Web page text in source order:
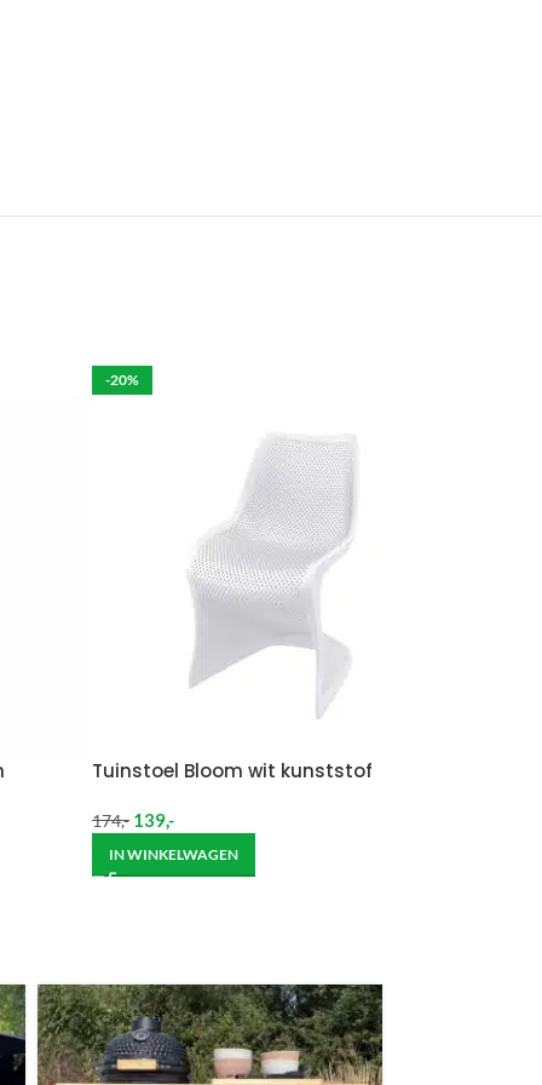
voor de eventuele schade aan het product.
week in rekening brengen.
brengen. De kosten hiervan zijn €59 daar
je het meubel gemonteerd hebben op een
moet helpen om de goederen op de juiste
-20%
Tuinstoel Bloom wit kunststof
174,- 139,-
IN WINKELWAGEN